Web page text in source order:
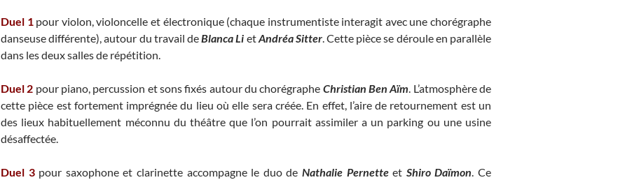
Duel 1pour violon, violoncelle et électronique (chaque instrumentiste interagit avec une chorégraphe
danseuse différente), autour du travail deBlanca Li etAndréa Sitter. Cette pièce se déroule en parallèle
dans les deux salles de répétition.
Duel 2 pour piano, percussion et sons fixés autour du chorégraphe Christian Ben Aïm. L’atmosphère de
cette pièce est fortement imprégnée du lieu où elle sera créée. En effet, l’aire de retournement est un
des lieux habituellement méconnu du théâtre que l’on pourrait assimiler a un parking ou une usine
désaffectée.
Duel 3pour saxophone et clarinette accompagne le duo deNathalie Pernetteet Shiro Daïmon. Ce